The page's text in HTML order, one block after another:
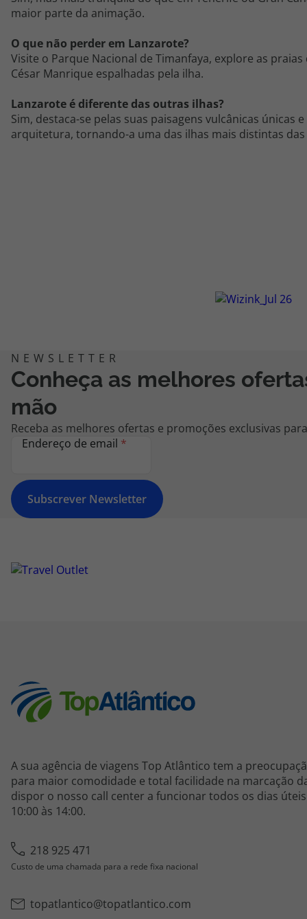
maior parte da animação.
O que não perder em Lanzarote?
Visite o Parque Nacional de Timanfaya, explore as
César Manrique espalhadas pela ilha.
Lanzarote é diferente das outras ilhas?
Sim, destaca-se pelas suas paisagens vulcânicas únicas
arquitetura, tornando-a uma das ilhas mais distintas das
Conheça as melhores
mão
Receba as melhores ofertas e promoções exclusivas
Endereço de email *
Subscrever Newsletter
A sua agência de viagens Top Atlântico tem a
para maior comodidade e total facilidade na marcação
dispor o nosso call center a funcionar todos os dias úteis
10:00 às 14:00.
218 925 471
Custo de uma chamada para a rede fixa nacional
topatlantico@topatlantico.com